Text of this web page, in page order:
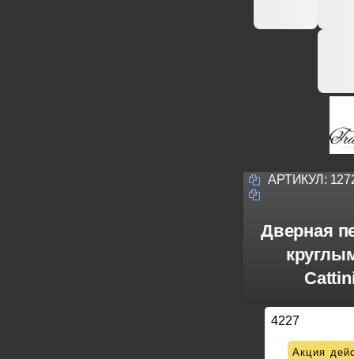
АРТИКУЛ:
Дверная
4227
Акция